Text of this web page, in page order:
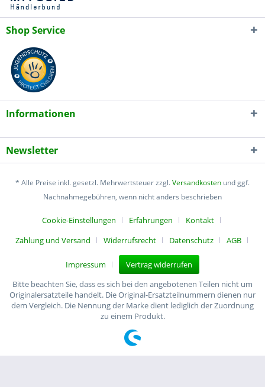
Shop Service
Informationen
Newsletter
* Alle Preise inkl. gesetzl. Mehrwertsteuer zzgl.Versandkosten und ggf.
Nachnahmegebühren, wenn nicht anders beschrieben
Cookie-Einstellungen Erfahrungen
Kontakt
Zahlung und Versand
Widerrufsrecht Datenschutz AGB
Impressum
Vertrag widerrufen
Bitte beachten Sie, dass es sich bei den angebotenen Teilen nicht um
Originalersatzteile handelt. Die Original-Ersatzteilnummern dienen nur
dem Vergleich. Die Nennung der Marke dient lediglich der Zuordnung
zu einem Produkt.